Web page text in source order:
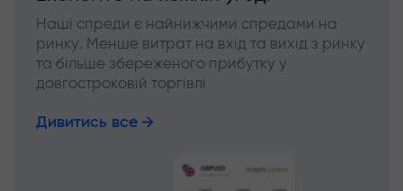
Наші спреди є найнижчими спредами на
ринку. Менше витрат на вхід та вихід з ринку
та більше збереженого прибутку у
довгостроковій торгівлі
Дивитись все